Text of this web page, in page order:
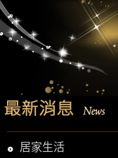
居家生活